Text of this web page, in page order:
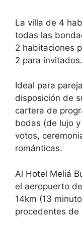
La villa de 4
todas las
2 habitaciones
2 para invitados.
Ideal para
disposición de
cartera de
bodas (de lujo
votos,
románticas.
Al Hotel Meliá
el aeropuerto
14km (13
procedentes de